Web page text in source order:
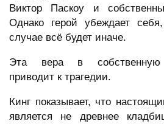
Виктор Паскоу и
Однако герой убеждает
случае всё будет иначе.
Эта вера в собственную
приводит к трагедии.
Кинг показывает, что
является не древнее